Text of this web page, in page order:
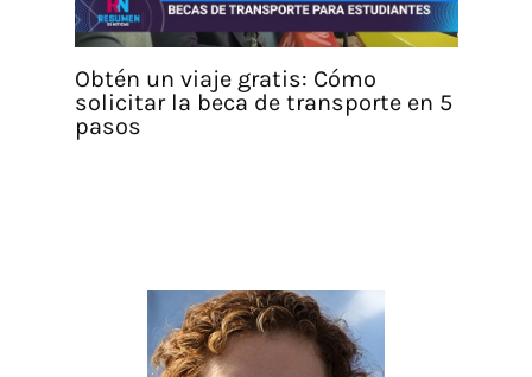
Obtén un viaje gratis: Cómo
solicitar la beca de transporte en 5
pasos